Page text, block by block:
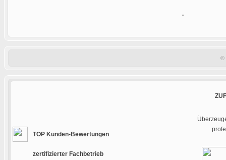
.
©
TOP Kunden-Bewertungen
zertifizierter Fachbetrieb